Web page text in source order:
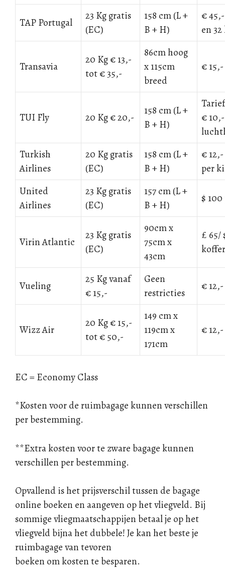
TAP Portugal
23 Kg gratis
(EC)
158 cm (L +
B + H)
€
en
Transavia
20 Kg € 13,-
tot € 35,-
86cm hoog
x 115cm
breed
€
TUI Fly 20 Kg € 20,-
158 cm (L +
B + H)
€ 10,-
Turkish
Airlines
20 Kg gratis
(EC)
158 cm (L +
B + H)
€
per
United
Airlines
23 Kg gratis
(EC)
157 cm (L +
B + H)
$
Virin Atlantic
23 Kg gratis
(EC)
90cm x
75cm x
43cm
£ 65/
koffer
Vueling
25 Kg vanaf
€ 15,-
Geen
restricties
€
Wizz Air
20 Kg € 15,-
tot € 50,-
149 cm x
119cm x
171cm
€
EC = Economy Class
*Kosten voor de ruimbagage kunnen verschillen
per bestemming.
**Extra kosten voor te zware bagage kunnen
verschillen per bestemming.
Opvallend is het prijsverschil tussen de bagage
online boeken en aangeven op het vliegveld. Bij
sommige vliegmaatschappijen betaal je op het
vliegveld bijna het dubbele! Je kan het beste je
ruimbagage van tevoren
boeken om kosten te besparen.